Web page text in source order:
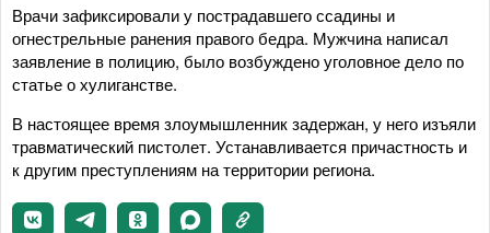
Врачи зафиксировали у пострадавшего ссадины и
огнестрельные ранения правого бедра. Мужчина написал
заявление в полицию, было возбуждено уголовное дело по
статье о хулиганстве.
В настоящее время злоумышленник задержан, у него изъяли
травматический пистолет. Устанавливается причастность и
к другим преступлениям на территории региона.